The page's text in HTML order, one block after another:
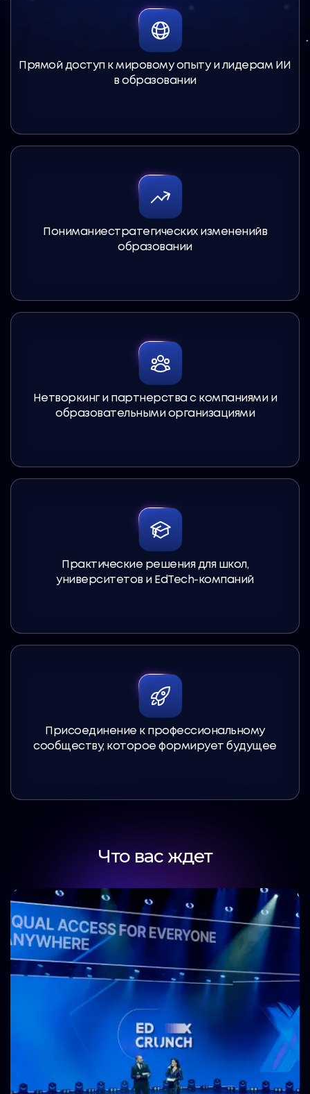
Прямой доступ к мировому опыту и лидерам ИИ
в образовании
Пониманиестратегических измененийв
образовании
Нетворкинг и партнерства с компаниями и
образовательными организациями
Практические решения для школ,
университетов и EdTech-компаний
Присоединение к профессиональному
сообществу, которое формирует будущее
Что вас ждет